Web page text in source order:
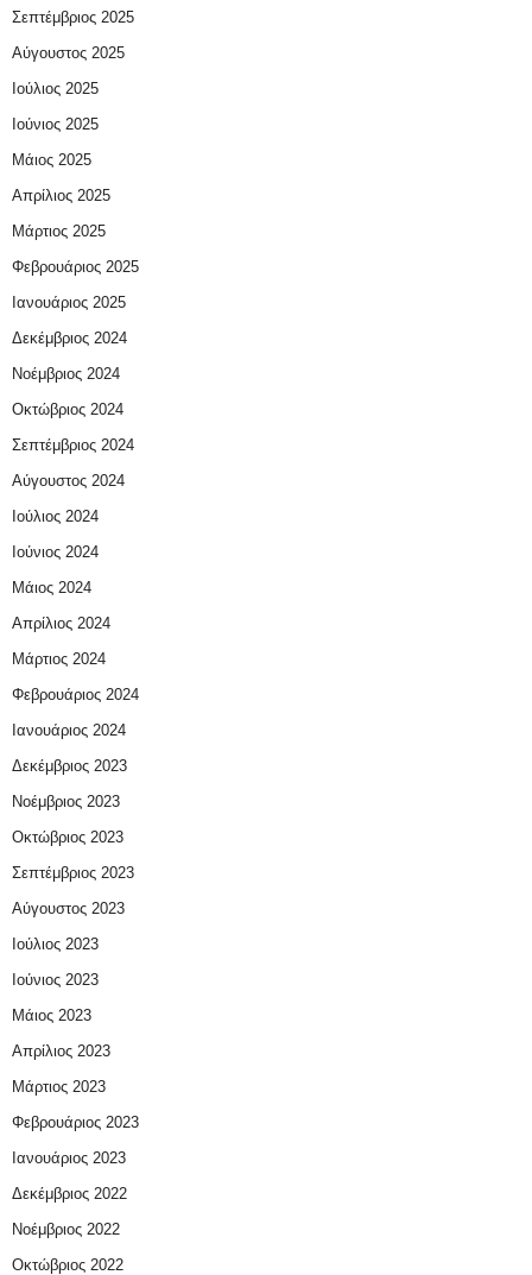
Σεπτέμβριος 2025
Αύγουστος 2025
Ιούλιος 2025
Ιούνιος 2025
Μάιος 2025
Απρίλιος 2025
Μάρτιος 2025
Φεβρουάριος 2025
Ιανουάριος 2025
Δεκέμβριος 2024
Νοέμβριος 2024
Οκτώβριος 2024
Σεπτέμβριος 2024
Αύγουστος 2024
Ιούλιος 2024
Ιούνιος 2024
Μάιος 2024
Απρίλιος 2024
Μάρτιος 2024
Φεβρουάριος 2024
Ιανουάριος 2024
Δεκέμβριος 2023
Νοέμβριος 2023
Οκτώβριος 2023
Σεπτέμβριος 2023
Αύγουστος 2023
Ιούλιος 2023
Ιούνιος 2023
Μάιος 2023
Απρίλιος 2023
Μάρτιος 2023
Φεβρουάριος 2023
Ιανουάριος 2023
Δεκέμβριος 2022
Νοέμβριος 2022
Οκτώβριος 2022